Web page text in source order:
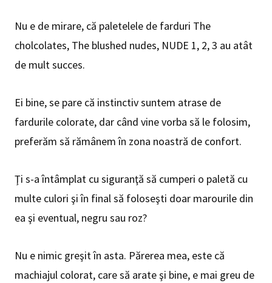
Nu e de mirare, că paletelele de farduri The
cholcolates, The blushed nudes, NUDE 1, 2, 3 au atât
de mult succes.
Ei bine, se pare că instinctiv suntem atrase de
fardurile colorate, dar când vine vorba să le folosim,
preferăm să rămânem în zona noastră de confort.
Ţi s-a întâmplat cu siguranţă să cumperi o paletă cu
multe culori şi în final să foloseşti doar marourile din
ea şi eventual, negru sau roz?
Nu e nimic greşit în asta. Părerea mea, este că
machiajul colorat, care să arate şi bine, e mai greu de